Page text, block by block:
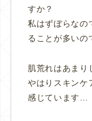
すか？
私はずぼらなの
ることが多い
肌荒れはあまり
やはりスキンケ
感じています…